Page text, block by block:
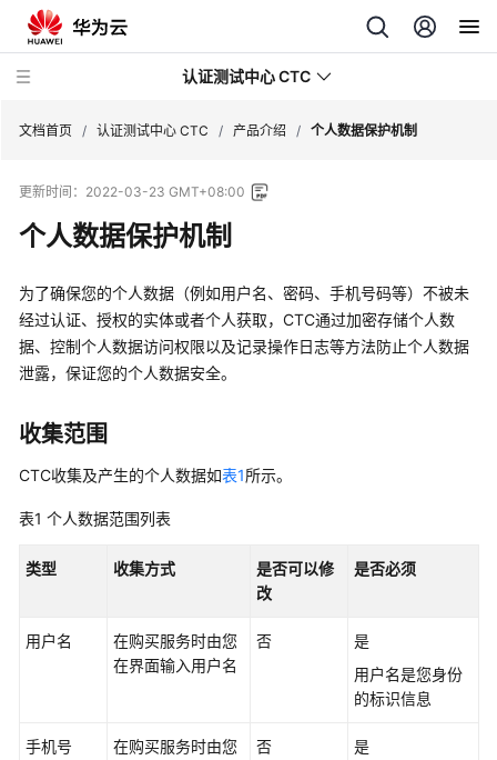
认证测试中心 CTC
最
新
动
服
务
公
产
品
绍
认
中
文档首页 / 认证测试中心 CTC / 产品介绍 / 个人数据保护机制
更新时间： 2022-03-23 GMT+08:00
个人数据保护机制
为了确保您的个人数据（例如用户名、密码、手机号码等）不被未
经过认证、授权的实体或者个人获取，CTC通过加密存储个人数
据、控制个人数据访问权限以及记录操作日志等方法防止个人数据
泄露，保证您的个人数据安全。
收集范围
CTC收集及产生的个人数据如表1所示。
表1 个人数据范围列表
类型 收集方式
是否可以修
改
是否必须
用户名
在购买服务时由您
在界面输入用户名
否
是
用户名是您身份
的标识信息
手机号
在购买服务时由您
否
是